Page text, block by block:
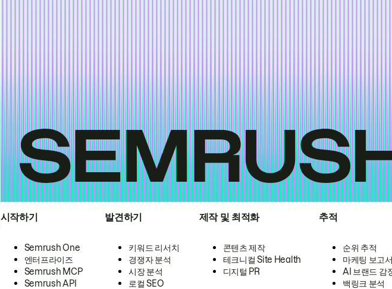
시작하기
Semrush One
엔터프라이즈
Semrush MCP
Semrush API
발견하기
키워드 리서치
경쟁자 분석
시장 분석
로컬 SEO
제작 및 최적화
콘텐츠 제작
테크니컬 Site Health
디지털 PR
추적
순위 추적
마케팅 보고
AI 브랜드 감
백링크 분석